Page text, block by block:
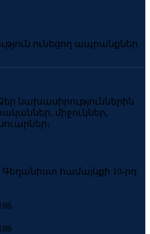
ունեցող ապրանքներ
նախասիրություններին
միջուկներ,
համայնքի 10-րդ